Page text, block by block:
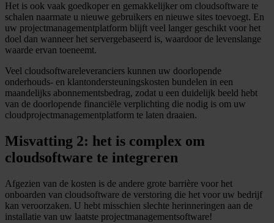
Het is ook vaak goedkoper en gemakkelijker om cloudsoftware te
schalen naarmate u nieuwe gebruikers en nieuwe sites toevoegt. En
uw projectmanagementplatform blijft veel langer geschikt voor het
doel dan wanneer het servergebaseerd is, waardoor de levenslange
waarde ervan toeneemt.
Veel cloudsoftwareleveranciers kunnen uw doorlopende
onderhouds- en klantondersteuningskosten bundelen in een
maandelijks abonnementsbedrag, zodat u een duidelijk beeld hebt
van de doorlopende financiële verplichting die nodig is om uw
cloudprojectmanagementplatform te laten draaien.
Misvatting 2: het is complex om
cloudsoftware te integreren
Afgezien van de kosten is de andere grote barrière voor het
onboarden van cloudsoftware de verstoring die het voor uw bedrijf
kan veroorzaken. U hebt misschien slechte herinneringen aan de
installatie van uw laatste projectmanagementsoftware!